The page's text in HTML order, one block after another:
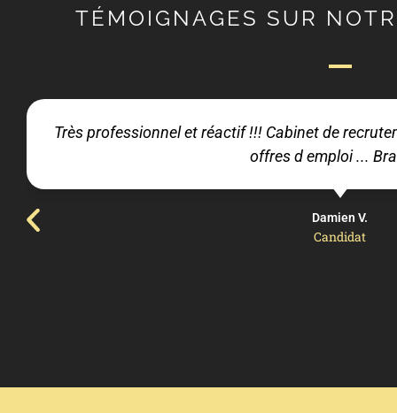
TÉMOIGNAGES SUR
Très professionnel et réactif !!! Cabinet de
offres d emploi ...
Damien V.
Candidat